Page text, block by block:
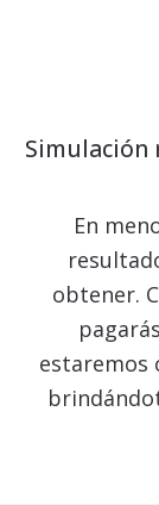
Simulación
En
obtener.
estaremos